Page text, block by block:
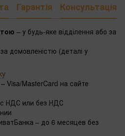
Гарантія Консультація
– у будь-яке відділення або за
домовленістю (деталі у
Visa/MasterCard на сайте
с НДС или без НДС
– до 6 месяцев без